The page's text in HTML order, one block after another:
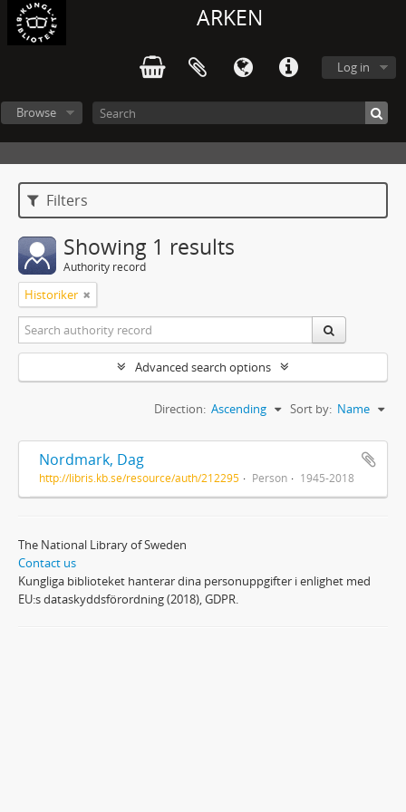
ARKEN
Log in
Browse
Filters
Showing 1 results
Authority record
Historiker
Advanced search options
Sort by: Name
Direction: Ascending
Nordmark, Dag
http://libris.kb.se/resource/auth/212295 Person 1945-2018
The National Library of Sweden
Contact us
Kungliga biblioteket hanterar dina personuppgifter i enlighet med
EU:s dataskyddsförordning (2018), GDPR.